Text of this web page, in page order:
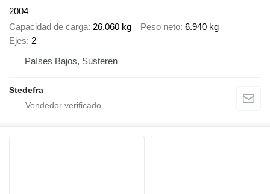
2004
Capacidad de carga 26.060 kg Peso neto 6.940 kg
Ejes 2
Países Bajos, Susteren
Stedefra